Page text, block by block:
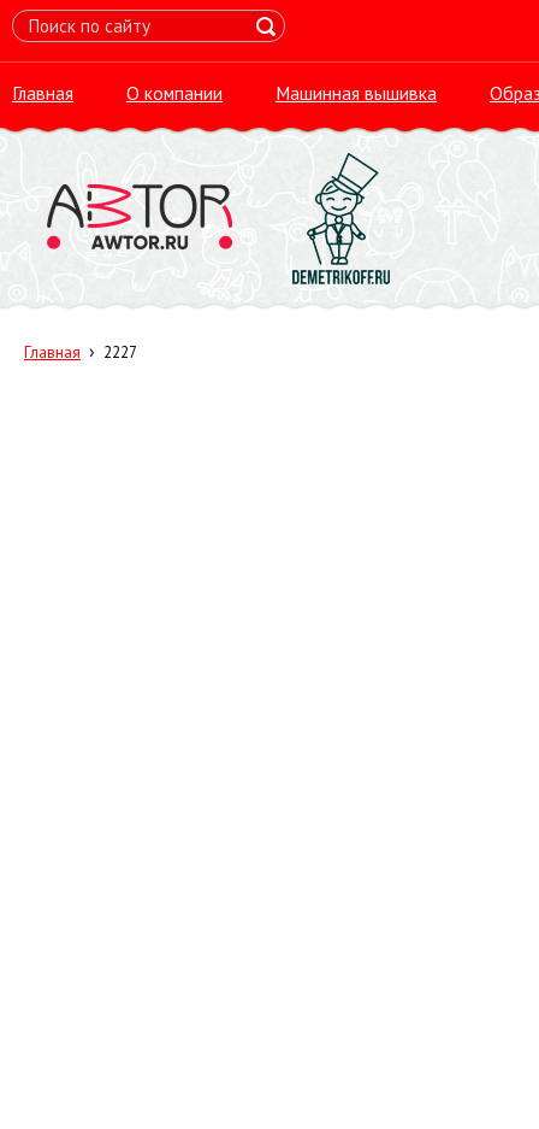
Главная О компании Машинная вышивка
Главная › 2227